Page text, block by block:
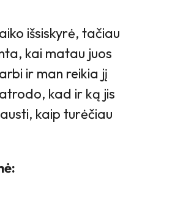
išsiskyrė, tačiau
kai matau juos
ir man reikia jį
kad ir ką jis
kaip turėčiau